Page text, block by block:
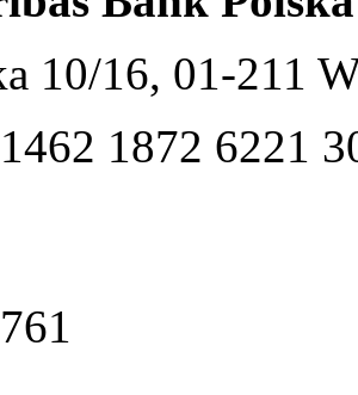
10/16, 01-211
1872 6221